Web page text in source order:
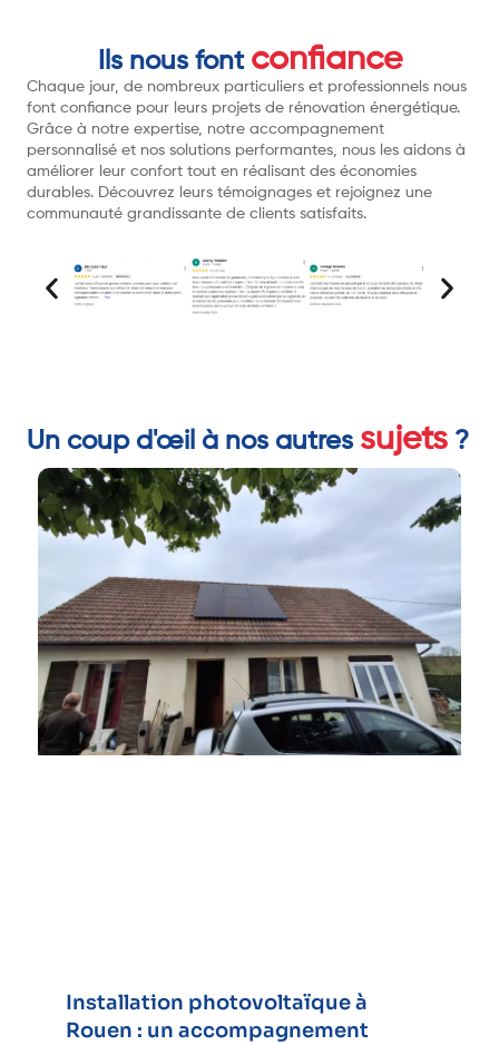
Ils nous font confiance
Chaque jour, de nombreux particuliers et professionnels nous
font confiance pour leurs projets de rénovation énergétique.
Grâce à notre expertise, notre accompagnement
personnalisé et nos solutions performantes, nous les aidons à
améliorer leur confort tout en réalisant des économies
durables. Découvrez leurs témoignages et rejoignez une
communauté grandissante de clients satisfaits.
Un coup d'œil à nos autres sujets ?
Installation photovoltaïque à
Rouen : un accompagnement